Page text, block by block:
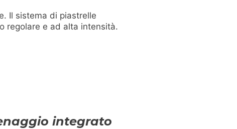
Il sistema di piastrelle
regolare e ad alta intensità.
integrato